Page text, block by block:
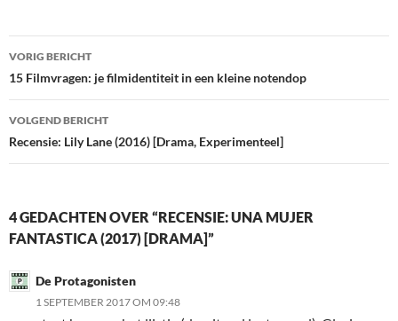
Bericht
navigatie
VORIG BERICHT
15 Filmvragen: je filmidentiteit in een kleine notendop
VOLGEND BERICHT
Recensie: Lily Lane (2016) [Drama, Experimenteel]
4 GEDACHTEN OVER “RECENSIE: UNA MUJER
FANTASTICA (2017) [DRAMA]”
De Protagonisten
1 SEPTEMBER 2017 OM 09:48